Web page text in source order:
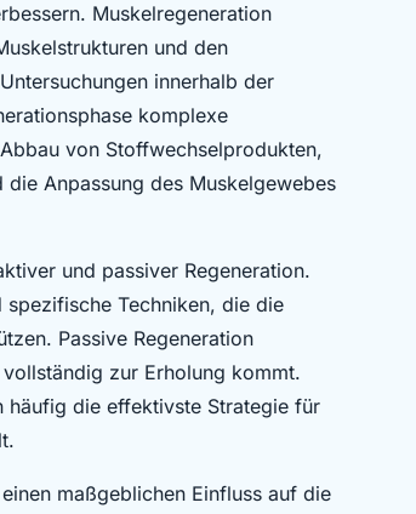
Muskelregeneration
und den
innerhalb der
komplexe
von Stoffwechselprodukten,
Anpassung des Muskelgewebes
und passiver Regeneration.
Techniken, die die
Passive Regeneration
zur Erholung kommt.
häufig die effektivste Strategie für
maßgeblichen Einfluss auf die